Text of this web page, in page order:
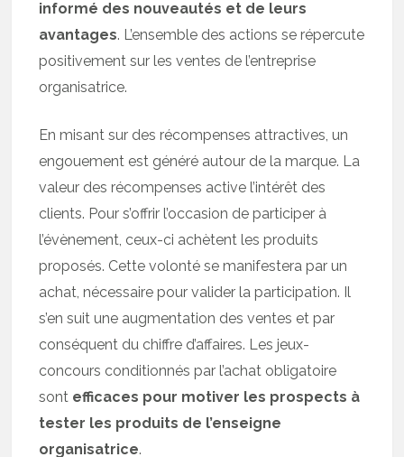
informé des nouveautés et de leurs
avantages. L’ensemble des actions se répercute
positivement sur les ventes de l’entreprise
organisatrice.
En misant sur des récompenses attractives, un
engouement est généré autour de la marque. La
valeur des récompenses active l’intérêt des
clients. Pour s’offrir l’occasion de participer à
l’évènement, ceux-ci achètent les produits
proposés. Cette volonté se manifestera par un
achat, nécessaire pour valider la participation. Il
s’en suit une augmentation des ventes et par
conséquent du chiffre d’affaires. Les jeux-
concours conditionnés par l’achat obligatoire
sont efficaces pour motiver les prospects à
tester les produits de l’enseigne
organisatrice.